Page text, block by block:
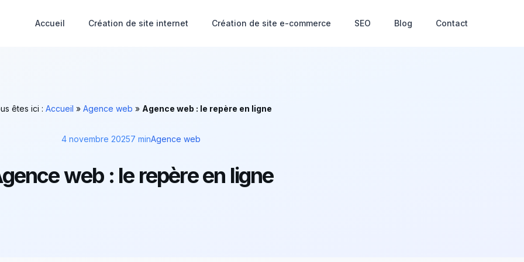
Accueil Création de site internet Création de site e-commerce SEO Blog Contact
êtes ici : Accueil » Agence web » Agence web : le repère en ligne
4 novembre 20257 minAgence web
web : le repère en ligne